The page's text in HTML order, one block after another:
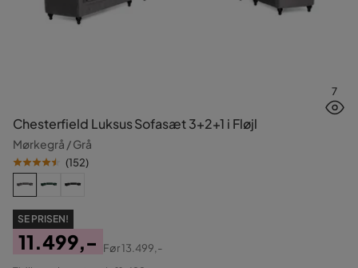
7
Chesterfield Luksus Sofasæt 3+2+1 i Fløjl
Mørkegrå / Grå
(152)
SE PRISEN!
11.499,-
Før13.499,-